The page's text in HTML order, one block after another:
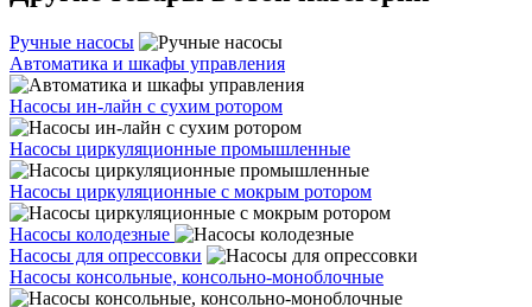
Ручные насосы
Автоматика и шкафы управления
Насосы ин-лайн с сухим ротором
Насосы циркуляционные промышленные
Насосы циркуляционные с мокрым ротором
Насосы колодезные
Насосы для опрессовки
Насосы консольные, консольно-моноблочные